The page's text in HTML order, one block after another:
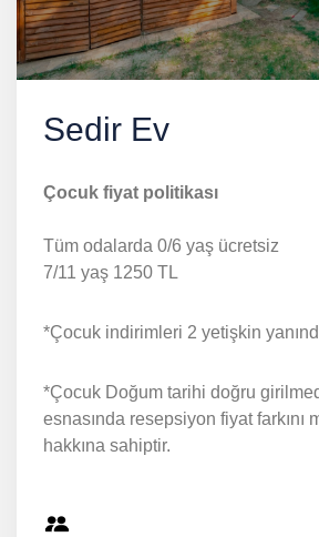
Sedir Ev
Çocuk fiyat politikası
Tüm odalarda 0/6 yaş ücretsiz
7/11 yaş 1250 TL
*Çocuk indirimleri 2 yetişkin
*Çocuk Doğum tarihi doğru
esnasında resepsiyon fiyat farkını
hakkına sahiptir.